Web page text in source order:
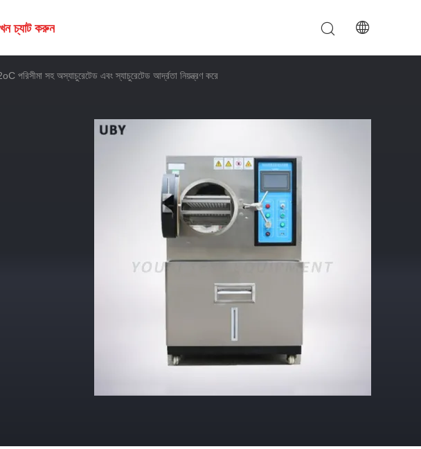
চ্যাট করুন
পরিসীমা সহ অস্যাচুরেটেড এবং স্যাচুরেটেড আর্দ্রতা নিয়ন্ত্রণ করে